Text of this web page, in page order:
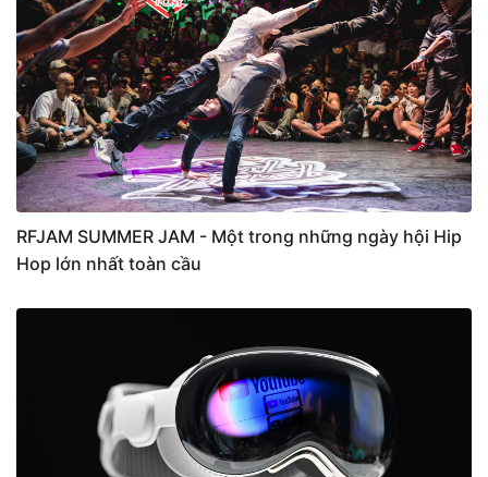
RFJAM SUMMER JAM - Một trong những ngày hội Hip
Hop lớn nhất toàn cầu